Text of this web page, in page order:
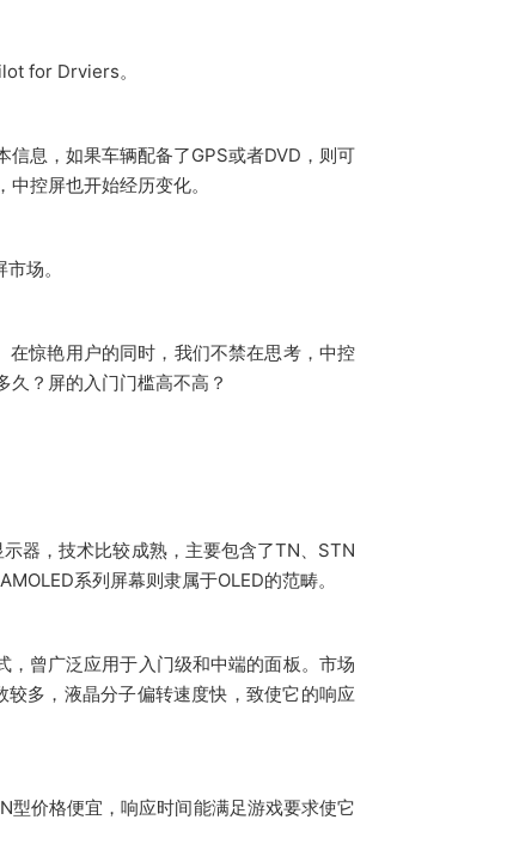
for Drviers。
息，如果车辆配备了GPS或者DVD，则可
控屏也开始经历变化。
场。
惊艳用户的同时，我们不禁在思考，中控
？屏的入门门槛高不高？
器，技术比较成熟，主要包含了TN、STN
系列屏幕则隶属于OLED的范畴。
曾广泛应用于入门级和中端的面板。市场
多，液晶分子偏转速度快，致使它的响应
价格便宜，响应时间能满足游戏要求使它